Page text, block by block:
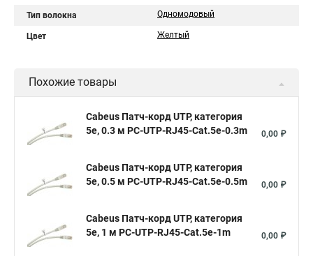
Тип волокна Одномодовый
Цвет Желтый
Похожие товары
Cabeus Патч-корд UTP, категория
5e, 0.3 м PC-UTP-RJ45-Cat.5e-0.3m
0,00 ₽
Cabeus Патч-корд UTP, категория
5e, 0.5 м PC-UTP-RJ45-Cat.5e-0.5m
0,00 ₽
Cabeus Патч-корд UTP, категория
5e, 1 м PC-UTP-RJ45-Cat.5e-1m
0,00 ₽